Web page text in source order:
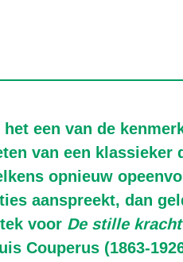
het een van de
van een klassieker
opnieuw
aanspreekt, dan
voor De stille kracht
Couperus (1863-